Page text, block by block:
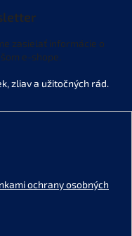
zasielať informácie o
e-shope.
ochrany osobných